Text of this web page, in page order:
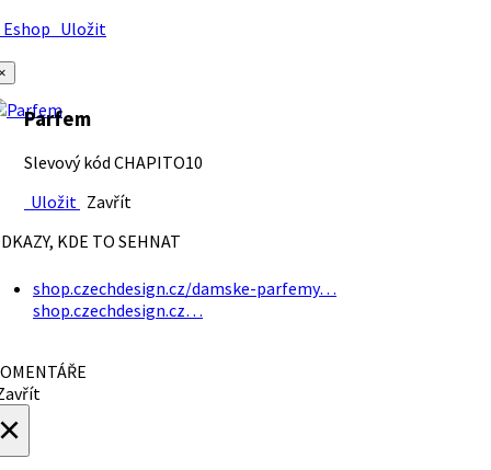
Uložit
Parfem
Slevový kód CHAPITO10
Uložit Zavřít
KDE TO SEHNAT
shop.czechdesign.cz/damske-parfemy…
shop.czechdesign.cz…